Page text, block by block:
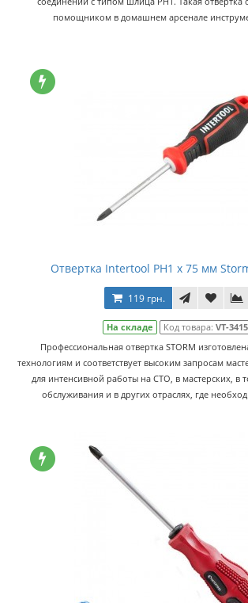
помощником в домашнем арсенале
Отвертка Intertool PH1 x 75 мм
119 грн.
На складе Код товара: VT-3415
Профессиональная отвертка STORM
технологиям и соответствует высоким запросам
для интенсивной работы на СТО, в мастерских, в
обслуживания и в других отраслях, где